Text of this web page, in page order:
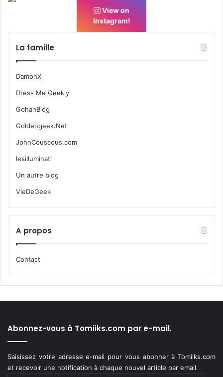
View on
Instagram!
La famille
DamonX
Dress Me Geekly
GohanBlog
Goldengeek.Net
JohnCouscous.com
lesilluminati
Un autre blog
VieDeGeek
A propos
Contact
Abonnez-vous à Tomiiks.com par e-mail.
Saisissez votre adresse e-mail pour vous abonner à Tomiiks.com
et recevoir une notification à chaque nouvel article par email.